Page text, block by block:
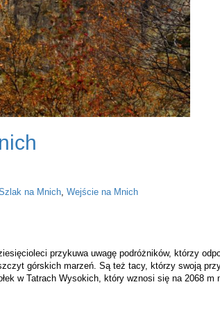
na Mnich, Wejście na Mnich
przykuwa uwagę podróżników, którzy
górskich marzeń. Są też tacy, którzy swoją
w Tatrach Wysokich, który wznosi się na 2068